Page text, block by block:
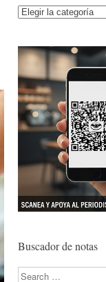
Categorías
Buscador de notas
Search